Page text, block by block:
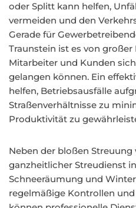
oder Splitt kann helfen,
vermeiden und den
Gerade für
Traunstein ist es von
Mitarbeiter und Kunden
gelangen können. Ein
helfen, Betriebsausfälle
Straßenverhältnisse zu
Produktivität zu
Neben der bloßen Streuung
ganzheitlicher Streudienst
Schneeräumung und
regelmäßige Kontrollen